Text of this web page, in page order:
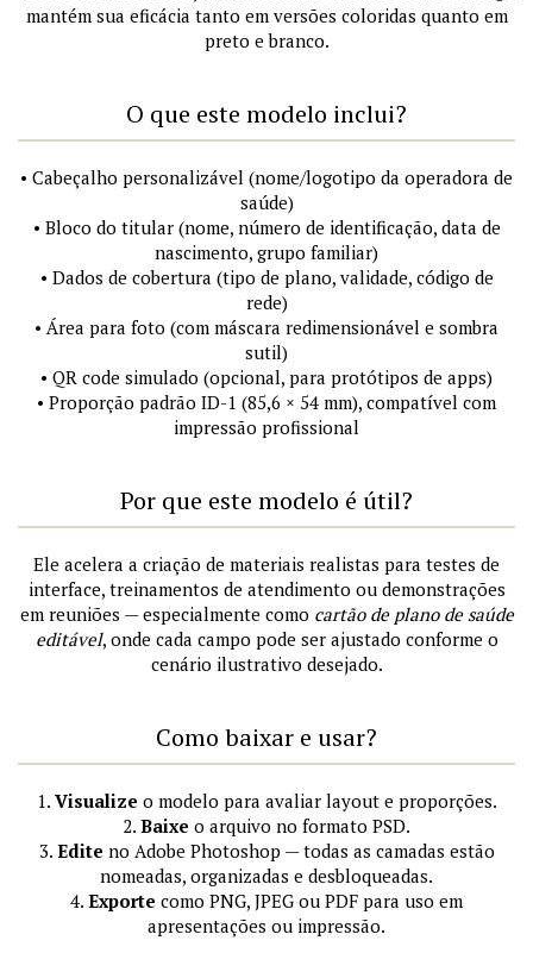
mantém sua eficácia tanto em versões coloridas quanto em
preto e branco.
O que este modelo inclui?
• Cabeçalho personalizável (nome/logotipo da operadora de
saúde)
• Bloco do titular (nome, número de identificação, data de
nascimento, grupo familiar)
• Dados de cobertura (tipo de plano, validade, código de
rede)
• Área para foto (com máscara redimensionável e sombra
sutil)
• QR code simulado (opcional, para protótipos de apps)
• Proporção padrão ID-1 (85,6 × 54 mm), compatível com
impressão profissional
Por que este modelo é útil?
Ele acelera a criação de materiais realistas para testes de
interface, treinamentos de atendimento ou demonstrações
em reuniões — especialmente como cartão de plano de saúde
editável, onde cada campo pode ser ajustado conforme o
cenário ilustrativo desejado.
Como baixar e usar?
1. Visualize o modelo para avaliar layout e proporções.
2. Baixe o arquivo no formato PSD.
3. Edite no Adobe Photoshop — todas as camadas estão
nomeadas, organizadas e desbloqueadas.
4. Exporte como PNG, JPEG ou PDF para uso em
apresentações ou impressão.